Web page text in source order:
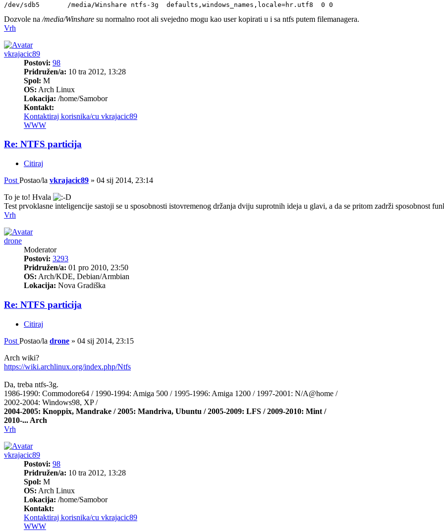
/dev/sdb5	/media/Winshare	ntfs-3g  defaults,windows_names,locale=hr.utf8  0 0
Dozvole na /media/Winshare su normalno root ali svejedno mogu kao user kopirati u i sa ntfs putem filemanagera.
Vrh
vkrajacic89
Postovi: 98
Pridružen/a: 10 tra 2012, 13:28
Spol: M
OS: Arch Linux
Lokacija: /home/Samobor
Kontakt:
Kontaktiraj korisnika/cu vkrajacic89
WWW
Re: NTFS particija
Citiraj
Post Postao/la vkrajacic89 » 04 sij 2014, 23:14
To je to! Hvala
Test prvoklasne inteligencije sastoji se u sposobnosti istovremenog držanja dviju suprotnih ideja u glavi, a da se pritom zadrži sposobnost
Vrh
drone
Moderator
Postovi: 3293
Pridružen/a: 01 pro 2010, 23:50
OS: Arch/KDE, Debian/Armbian
Lokacija: Nova Gradiška
Re: NTFS particija
Citiraj
Post Postao/la drone » 04 sij 2014, 23:15
Arch wiki?
https://wiki.archlinux.org/index.php/Ntfs
Da, treba ntfs-3g.
1986-1990: Commodore64 / 1990-1994: Amiga 500 / 1995-1996: Amiga 1200 / 1997-2001: N/A@home /
2002-2004: Windows98, XP /
2004-2005: Knoppix, Mandrake / 2005: Mandriva, Ubuntu / 2005-2009: LFS / 2009-2010: Mint /
2010-... Arch
Vrh
vkrajacic89
Postovi: 98
Pridružen/a: 10 tra 2012, 13:28
Spol: M
OS: Arch Linux
Lokacija: /home/Samobor
Kontakt:
Kontaktiraj korisnika/cu vkrajacic89
WWW